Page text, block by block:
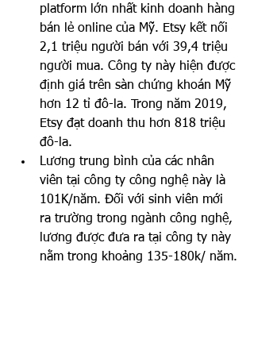
platform lớn nhất kinh doanh hàng
bán lẻ online của Mỹ. Etsy kết nối
2,1 triệu người bán với 39,4 triệu
người mua. Công ty này hiện được
định giá trên sàn chứng khoán Mỹ
hơn 12 tỉ đô-la. Trong năm 2019,
Etsy đạt doanh thu hơn 818 triệu
đô-la.
Lương trung bình của các nhân
viên tại công ty công nghệ này là
101K/năm. Đối với sinh viên mới
ra trường trong ngành công nghệ,
lương được đưa ra tại công ty này
nằm trong khoảng 135-180k/ năm.